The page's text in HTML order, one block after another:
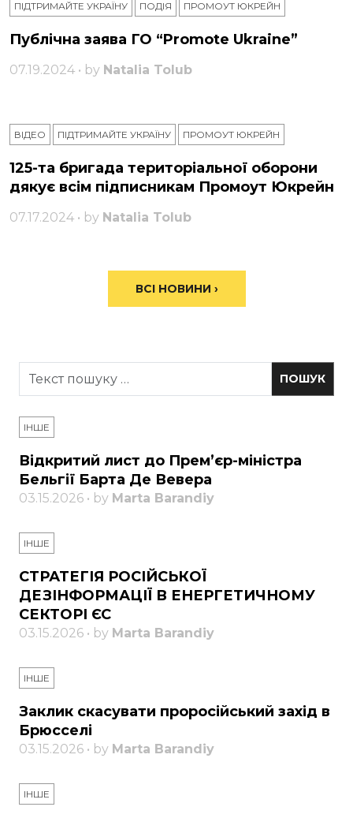
ПІДТРИМАЙТЕ УКРАЇНУ ПОДІЯ ПРОМОУТ ЮКРЕЙН
Публічна заява ГО “Promote Ukraine”
07.19.2024 • by Natalia Tolub
ВІДЕО ПІДТРИМАЙТЕ УКРАЇНУ ПРОМОУТ ЮКРЕЙН
125-та бригада територіальної оборони
дякує всім підписникам Промоут Юкрейн
07.17.2024 • by Natalia Tolub
ВСІ НОВИНИ ›
ІНШЕ
Відкритий лист до Прем’єр-міністра
Бельгії Барта Де Вевера
03.15.2026 • by Marta Barandiy
ІНШЕ
СТРАТЕГІЯ РОСІЙСЬКОЇ
ДЕЗІНФОРМАЦІЇ В ЕНЕРГЕТИЧНОМУ
СЕКТОРІ ЄС
03.15.2026 • by Marta Barandiy
ІНШЕ
Заклик скасувати проросійський захід в
Брюсселі
03.15.2026 • by Marta Barandiy
ІНШЕ